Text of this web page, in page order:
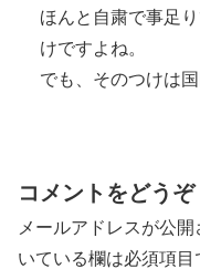
ほんと自粛で事足
けですよね。
でも、そのつけは
コメントをどうぞ
メールアドレスが公開
いている欄は必須項目